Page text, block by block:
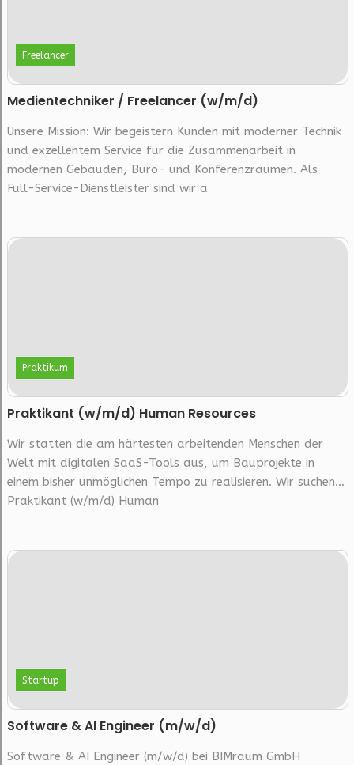
Freelancer
Medientechniker / Freelancer (w/m/d)
Unsere Mission: Wir begeistern Kunden mit moderner Technik
und exzellentem Service für die Zusammenarbeit in
modernen Gebäuden, Büro- und Konferenzräumen. Als
Full-Service-Dienstleister sind wir a
Praktikum
Praktikant (w/m/d) Human Resources
Wir statten die am härtesten arbeitenden Menschen der
Welt mit digitalen SaaS-Tools aus, um Bauprojekte in
einem bisher unmöglichen Tempo zu realisieren. Wir suchen...
Praktikant (w/m/d) Human
Startup
Software & AI Engineer (m/w/d)
Software & AI Engineer (m/w/d) bei BIMraum GmbH